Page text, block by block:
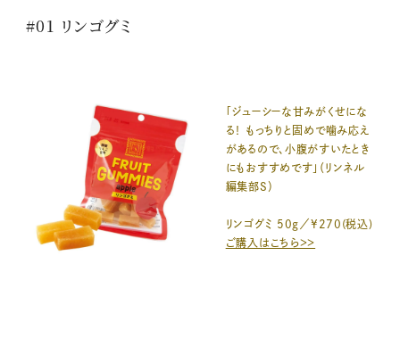
#01 リンゴグミ
「ジューシーな甘みがくせにな
る！ もっちりと固めで噛み応え
があるので、小腹がすいたとき
にもおすすめです」（リンネル
編集部S）
リンゴグミ 50g／¥270(税込)
ご購入はこちら＞＞